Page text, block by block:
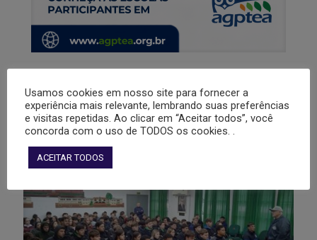
apresentação na Expointer
Leia mais
Usamos cookies em nosso site para fornecer a
experiência mais relevante, lembrando suas preferências
e visitas repetidas. Ao clicar em “Aceitar todos”, você
concorda com o uso de TODOS os cookies. .
ACEITAR TODOS